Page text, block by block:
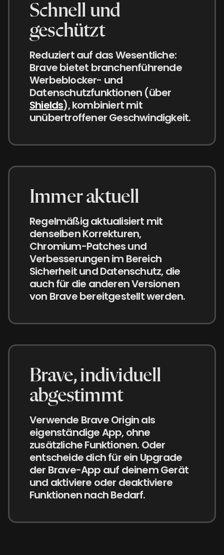
Schnell und
geschützt
Reduziert auf das Wesentliche:
Brave bietet branchenführende
Werbeblocker- und
Datenschutzfunktionen (über
Shields), kombiniert mit
unübertroffener Geschwindigkeit.
Immer aktuell
Regelmäßig aktualisiert mit
denselben Korrekturen,
Chromium-Patches und
Verbesserungen im Bereich
Sicherheit und Datenschutz, die
auch für die anderen Versionen
von Brave bereitgestellt werden.
Brave, individuell
abgestimmt
Verwende Brave Origin als
eigenständige App, ohne
zusätzliche Funktionen. Oder
entscheide dich für ein Upgrade
der Brave-App auf deinem Gerät
und aktiviere oder deaktiviere
Funktionen nach Bedarf.